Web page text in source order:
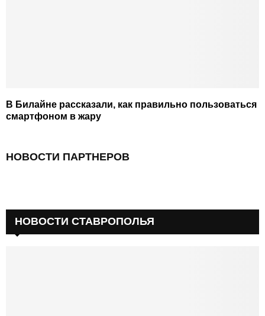
В Билайне рассказали, как правильно пользоваться
смартфоном в жару
НОВОСТИ ПАРТНЕРОВ
НОВОСТИ СТАВРОПОЛЬЯ